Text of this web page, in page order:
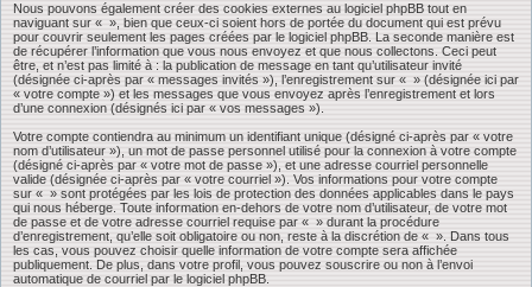
Nous pouvons également créer des cookies externes au logiciel phpBB tout en
naviguant sur « », bien que ceux-ci soient hors de portée du document qui est prévu
pour couvrir seulement les pages créées par le logiciel phpBB. La seconde manière est
de récupérer l’information que vous nous envoyez et que nous collectons. Ceci peut
être, et n’est pas limité à : la publication de message en tant qu’utilisateur invité
(désignée ci-après par « messages invités »), l’enregistrement sur « » (désignée ici par
« votre compte ») et les messages que vous envoyez après l’enregistrement et lors
d’une connexion (désignés ici par « vos messages »).
Votre compte contiendra au minimum un identifiant unique (désigné ci-après par « votre
nom d’utilisateur »), un mot de passe personnel utilisé pour la connexion à votre compte
(désigné ci-après par « votre mot de passe »), et une adresse courriel personnelle
valide (désignée ci-après par « votre courriel »). Vos informations pour votre compte
sur « » sont protégées par les lois de protection des données applicables dans le pays
qui nous héberge. Toute information en-dehors de votre nom d’utilisateur, de votre mot
de passe et de votre adresse courriel requise par « » durant la procédure
d’enregistrement, qu’elle soit obligatoire ou non, reste à la discrétion de « ». Dans tous
les cas, vous pouvez choisir quelle information de votre compte sera affichée
publiquement. De plus, dans votre profil, vous pouvez souscrire ou non à l’envoi
automatique de courriel par le logiciel phpBB.